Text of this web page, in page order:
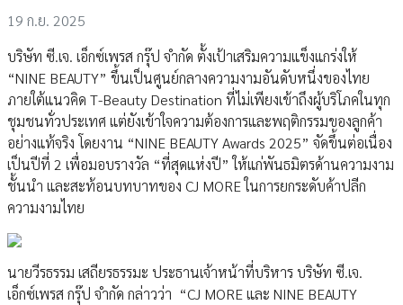
19 ก.ย. 2025
บริษัท ซี.เจ. เอ็กซ์เพรส กรุ๊ป จำกัด ตั้งเป้าเสริมความแข็งแกร่งให้
“NINE BEAUTY” ขึ้นเป็นศูนย์กลางความงามอันดับหนึ่งของไทย
ภายใต้แนวคิด T-Beauty Destination ที่ไม่เพียงเข้าถึงผู้บริโภคในทุก
ชุมชนทั่วประเทศ แต่ยังเข้าใจความต้องการและพฤติกรรมของลูกค้า
อย่างแท้จริง โดยงาน “NINE BEAUTY Awards 2025” จัดขึ้นต่อเนื่อง
เป็นปีที่ 2 เพื่อมอบรางวัล “ที่สุดแห่งปี” ให้แก่พันธมิตรด้านความงาม
ชั้นนำ และสะท้อนบทบาทของ CJ MORE ในการยกระดับค้าปลีก
ความงามไทย
นายวีรธรรม เสถียรธรรมะ ประธานเจ้าหน้าที่บริหาร บริษัท ซี.เจ.
เอ็กซ์เพรส กรุ๊ป จำกัด กล่าวว่า “CJ MORE และ NINE BEAUTY